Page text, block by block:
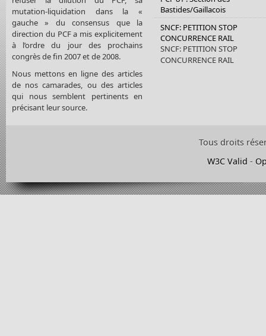
mutation-liquidation dans la «
gauche » du consensus que la
direction du PCF a mis explicitement
à l’ordre du jour des prochains
congrès de fin 2007 et de 2008.
Nous mettons en ligne des articles
de nos camarades, ou des articles
qui nous semblent pertinents en
précisant leur source.
Bastides/Gaillacois
SNCF: PETITION STOP
CONCURRENCE RAIL
SNCF: PETITION STOP
CONCURRENCE RAIL
Tous droits
W3C Valid -